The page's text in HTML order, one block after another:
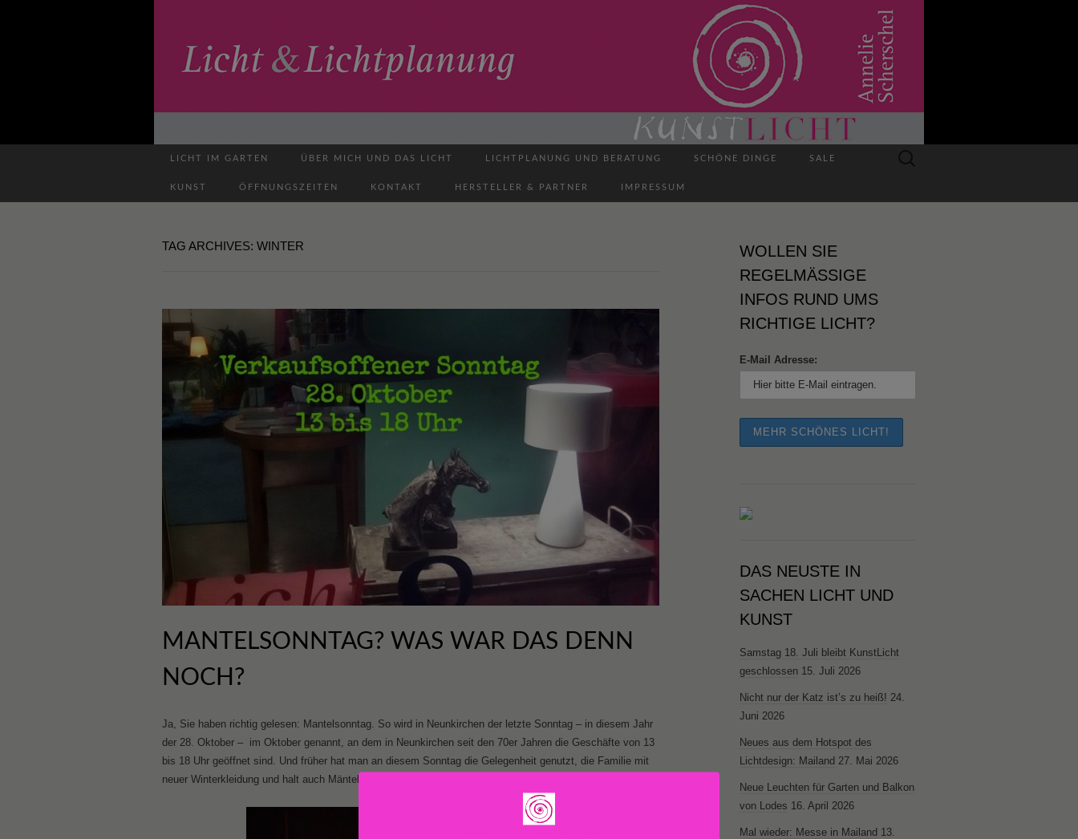
LICHT IM GARTEN ÜBER MICH UND DAS LICHT LICHTPLANUNG UND BERATUNG SCHÖNE DINGE SALE
KUNST ÖFFNUNGSZEITEN KONTAKT HERSTELLER & PARTNER IMPRESSUM
TAG ARCHIVES: WINTER
MANTELSONNTAG? WAS WAR DAS DENN
NOCH?
Ja, Sie haben richtig gelesen: Mantelsonntag. So wird in Neunkirchen der letzte Sonntag – in diesem Jahr
der 28. Oktober – im Oktober genannt, an dem in Neunkirchen seit den 70er Jahren die Geschäfte von 13
bis 18 Uhr geöffnet sind. Und früher hat man an diesem Sonntag die Gelegenheit genutzt, die Familie mit
neuer Winterkleidung und halt auch Mänteln einzudecken.
WOLLEN SIE
REGELMÄSSIGE I
NFOS RUND UMS R
ICHTIGE LICHT?
E-Mail Adresse:
DAS NEUSTE IN
SACHEN LICHT UND
KUNST
Samstag 18. Juli bleibt KunstLicht
geschlossen 15. Juli 2026
Nicht nur der Katz ist’s zu heiß! 24.
Juni 2026
Neues aus dem Hotspot des
Lichtdesign: Mailand 27. Mai 2026
Neue Leuchten für Garten und Balkon
von Lodes 16. April 2026
Mal wieder: Messe in Mailand 13.